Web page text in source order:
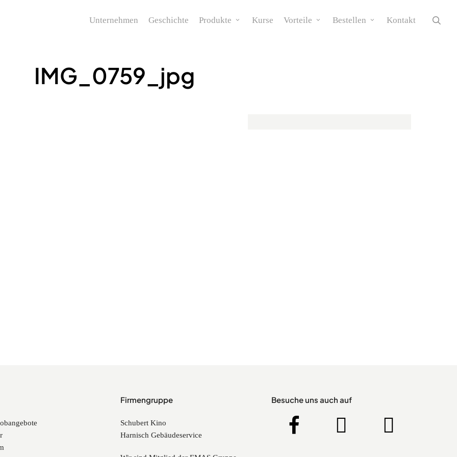
Unternehmen Geschichte Produkte Kurse Vorteile Bestellen Kontakt
IMG_0759_jpg
Firmengruppe
Schubert Kino
Harnisch Gebäudeservice
Besuche uns auch auf